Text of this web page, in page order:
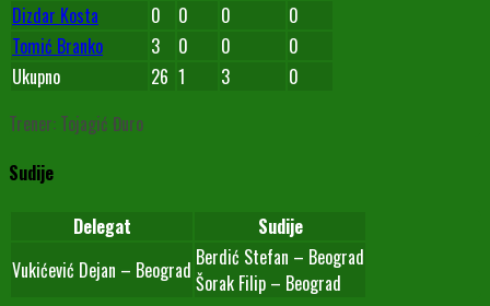
Dizdar Kosta
0 0 0
0
Tomić Branko
3 0 0
0
Ukupno
26 1 3
0
Trener: Tojagić Đuro
Sudije
Delegat
Sudije
Vukićević Dejan – Beograd Berdić Stefan – Beograd
Šorak Filip – Beograd